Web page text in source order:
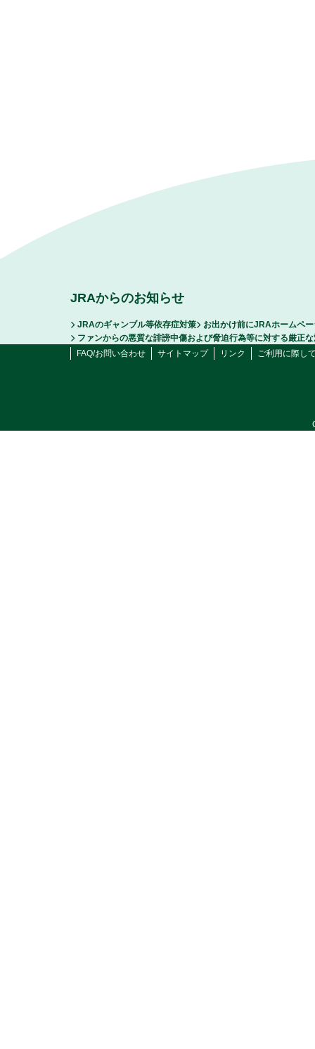
JRAからのお知らせ
JRAのギャンブル等依存症対策
お出かけ前にJRAホームペ
ファンからの悪質な誹謗中傷および脅迫行為等に対する厳正
FAQ/お問い合わせ
サイトマップ リンク ご利用に際し